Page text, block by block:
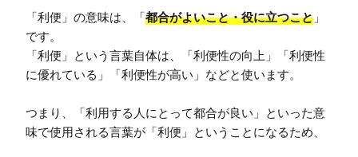
「利便」の意味は、「都合がよいこと・役に立つこと 」
です。
「利便」という言葉自体は、「利便性の向上」「利便性
に優れている」「利便性が高い」などと使います。
つまり、「利用する人にとって都合が良い」といった意
味で使用される言葉が「利便」ということになるため、